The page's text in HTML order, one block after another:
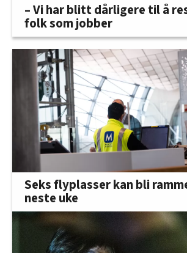
– Vi har blitt dårligere til å
folk som jobber
Seks flyplasser kan bli
neste uke